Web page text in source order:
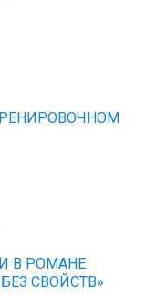
В РОМАНЕ
СВОЙСТВ»